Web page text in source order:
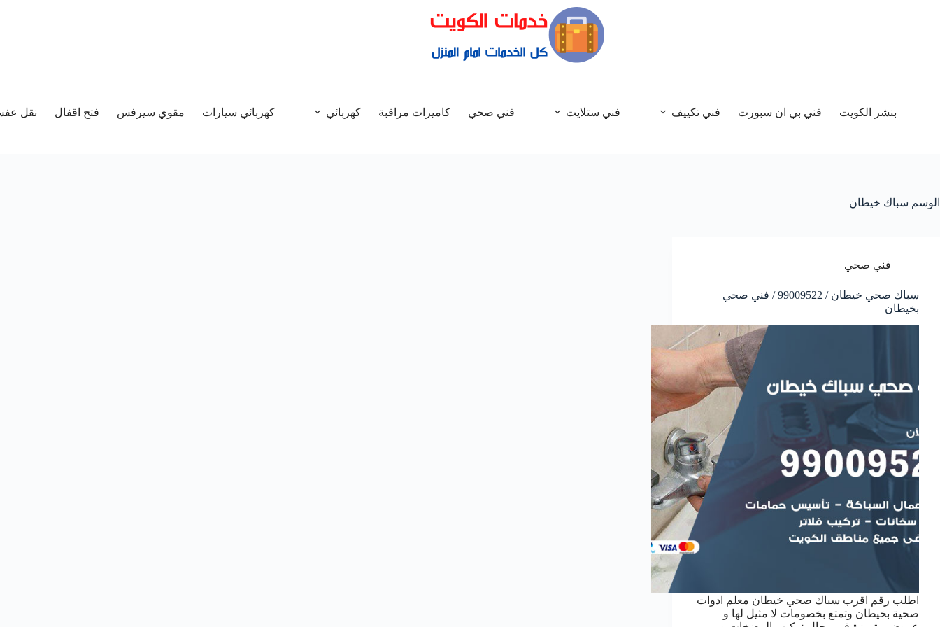
بنشر الكويت فني بي ان سبورت فني تكييف فني ستلايت فني صحي كاميرات مراقبة كهربائي كهربائي سيارات مقوي سيرفس فتح اقفال نقل
الوسم سباك خيطان
فني صحي
سباك صحي خيطان / 99009522 / فني صحي
بخيطان
اطلب رقم اقرب سباك صحي خيطان معلم ادوات
صحية بخيطان وتمتع بخصومات لا مثيل لها و